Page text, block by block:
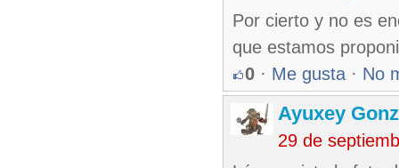
Por cierto y no es
que estamos
0 · Me gusta · No
Ayuxey
29 de